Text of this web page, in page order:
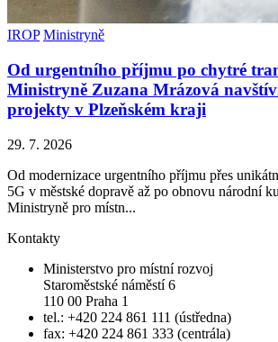
IROP Ministryně
Od urgentního příjmu po chytré
Ministryně Zuzana Mrázová
projekty v Plzeňském kraji
29. 7. 2026
Od modernizace urgentního příjmu přes
5G v městské dopravě až po obnovu národní
Ministryně pro místn...
Kontakty
Ministerstvo pro místní rozvoj
Staroměstské náměstí 6
110 00 Praha 1
tel.: +420 224 861 111 (ústředna)
fax: +420 224 861 333 (centrála)